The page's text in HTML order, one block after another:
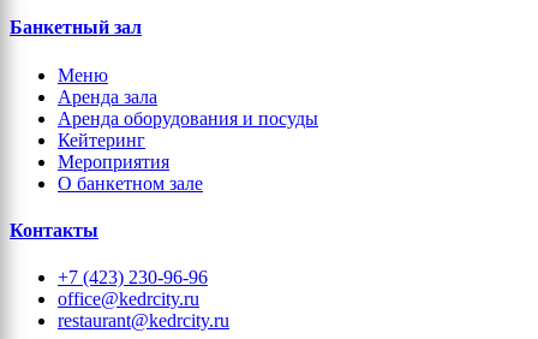
Банкетный зал
Меню
Аренда зала
Аренда оборудования и посуды
Кейтеринг
Мероприятия
О банкетном зале
Контакты
+7 (423) 230-96-96
office@kedrcity.ru
restaurant@kedrcity.ru